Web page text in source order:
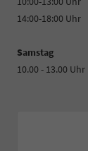
14:00-18:00 Uhr
Samstag
10.00 - 13.00 Uhr